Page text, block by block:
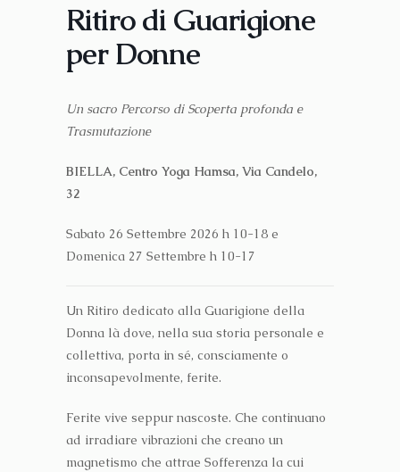
Ritiro di Guarigione
per Donne
Un sacro Percorso di Scoperta profonda e
Trasmutazione
BIELLA, Centro Yoga Hamsa, Via Candelo,
32
Sabato 26 Settembre 2026 h 10-18 e
Domenica 27 Settembre h 10-17
Un Ritiro dedicato alla Guarigione della
Donna là dove, nella sua storia personale e
collettiva, porta in sé, consciamente o
inconsapevolmente, ferite.
Ferite vive seppur nascoste. Che continuano
ad irradiare vibrazioni che creano un
magnetismo che attrae Sofferenza la cui